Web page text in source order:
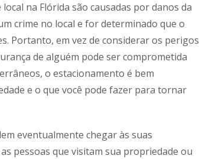
na Flórida são causadas por danos da
crime no local e for determinado que o
Portanto, em vez de considerar os perigos
de alguém pode ser comprometida
o estacionamento é bem
e o que você pode fazer para tornar
eventualmente chegar às suas
pessoas que visitam sua propriedade ou